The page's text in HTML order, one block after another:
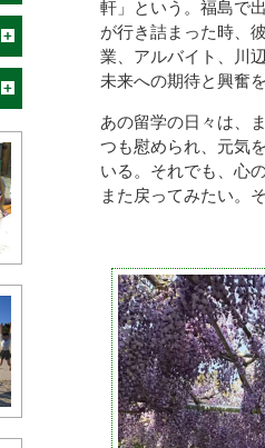
軒」という。福島で
が行き詰まった時、
業、アルバイト、川
未来への期待と興奮
あの留学の日々は、
つも慰められ、元気
いる。それでも、心
また戻ってみたい。